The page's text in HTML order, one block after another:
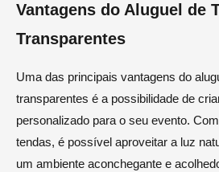
Vantagens do Aluguel de
Transparentes
Uma das principais vantagens do
transparentes é a possibilidade de
personalizado para o seu evento.
tendas, é possível aproveitar a luz
um ambiente aconchegante e